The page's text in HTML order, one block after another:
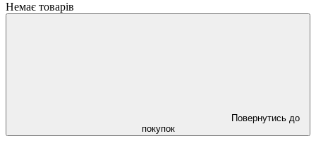
Немає товарів
Повернутись до
покупок